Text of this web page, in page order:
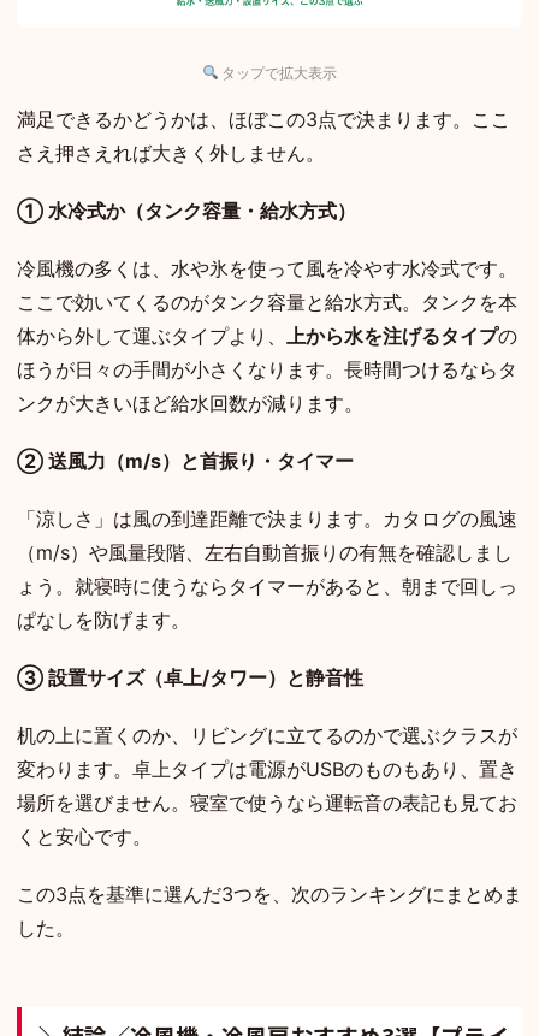
タップで拡大表示
満足できるかどうかは、ほぼこの3点で決まります。ここ
さえ押さえれば大きく外しません。
① 水冷式か（タンク容量・給水方式）
冷風機の多くは、水や氷を使って風を冷やす水冷式です。
ここで効いてくるのがタンク容量と給水方式。タンクを本
体から外して運ぶタイプより、
上から水を注げるタイプの
ほうが日々の手間が小さくなります。長時間つけるならタ
ンクが大きいほど給水回数が減ります。
② 送風力（m/s）と首振り・タイマー
「涼しさ」は風の到達距離で決まります。カタログの風速
（m/s）や風量段階、左右自動首振りの有無を確認しまし
ょう。就寝時に使うならタイマーがあると、朝まで回しっ
ぱなしを防げます。
③ 設置サイズ（卓上/タワー）と静音性
机の上に置くのか、リビングに立てるのかで選ぶクラスが
変わります。卓上タイプは電源がUSBのものもあり、置き
場所を選びません。寝室で使うなら運転音の表記も見てお
くと安心です。
この3点を基準に選んだ3つを、次のランキングにまとめま
した。